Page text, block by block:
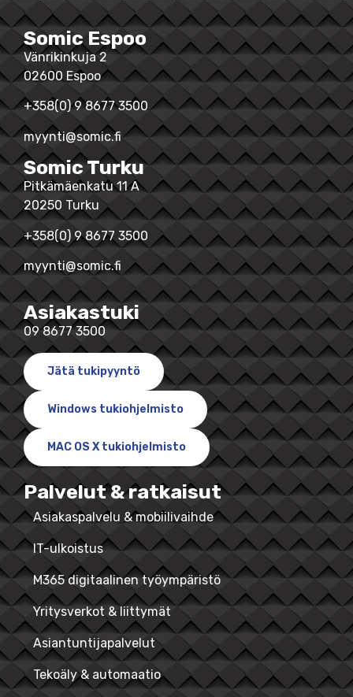
Somic Espoo
Vänrikinkuja 2
02600 Espoo
+358(0) 9 8677 3500
myynti@somic.fi
Somic Turku
Pitkämäenkatu 11 A
20250 Turku
+358(0) 9 8677 3500
myynti@somic.fi
Asiakastuki
09 8677 3500
Jätä tukipyyntö
Windows tukiohjelmisto
MAC OS X tukiohjelmisto
Palvelut & ratkaisut
Asiakaspalvelu & mobiilivaihde
IT-ulkoistus
M365 digitaalinen työympäristö
Yritysverkot & liittymät
Asiantuntijapalvelut
Tekoäly & automaatio